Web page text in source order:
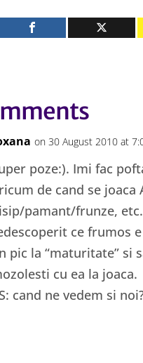
on 30 August 2010 at
poze:). Imi fac
de cand se joaca
pamant/frunze,
ce frumos
pic la “maturitate” si
cu ea la joaca.
cand ne vedem si